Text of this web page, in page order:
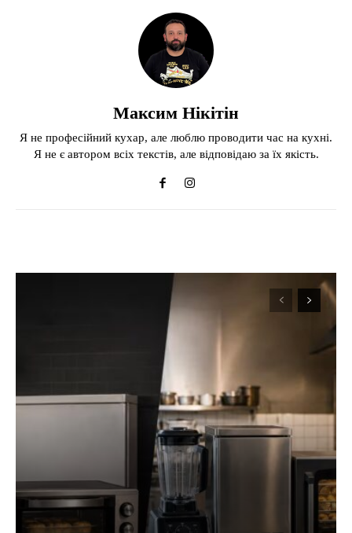
Максим Нікітін
Я не професійний кухар, але люблю проводити час на кухні.
Я не є автором всіх текстів, але відповідаю за їх якість.